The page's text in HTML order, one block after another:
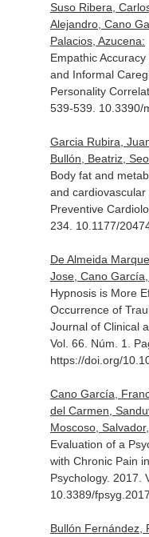
Suso Ribera,
Alejandro, Cano
Palacios, Azucena:
Empathic
and Informal
Personality
539-539. 10.3390/
Garcia Rubira,
Bullón, Beatriz,
Body fat and
and cardiovascular
Preventive
234. 10.1177/
De Almeida
Jose, Cano
Hypnosis is More
Occurrence of
Journal of Clinical
Vol. 66. Núm. 1.
https://doi.org/
Cano García,
del Carmen,
Moscoso,
Evaluation of a
with Chronic Pain
Psychology. 2017.
10.3389/
Bullón Fernández,